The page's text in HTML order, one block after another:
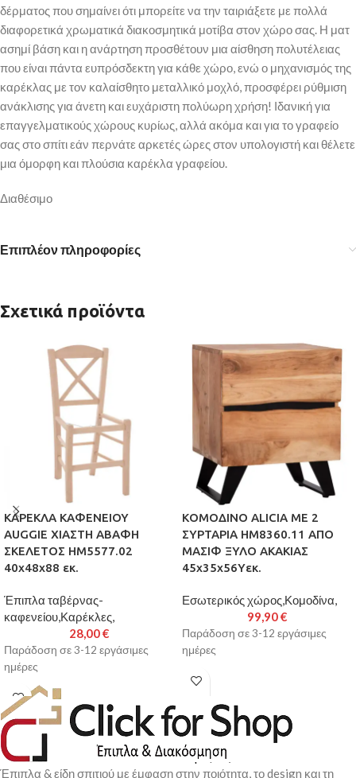
δέρματος που σημαίνει ότι μπορείτε να την ταιριάξετε με πολλά
διαφορετικά χρωματικά διακοσμητικά μοτίβα στον χώρο σας. Η ματ
ασημί βάση και η ανάρτηση προσθέτουν μια αίσθηση πολυτέλειας
που είναι πάντα ευπρόσδεκτη για κάθε χώρο, ενώ ο μηχανισμός της
καρέκλας με τον καλαίσθητο μεταλλικό μοχλό, προσφέρει ρύθμιση
ανάκλισης για άνετη και ευχάριστη πολύωρη χρήση! Ιδανική για
επαγγελματικούς χώρους κυρίως, αλλά ακόμα και για το γραφείο
σας στο σπίτι εάν περνάτε αρκετές ώρες στον υπολογιστή και θέλετε
μια όμορφη και πλούσια καρέκλα γραφείου.
Διαθέσιμο
Επιπλέον πληροφορίες
Σχετικά προϊόντα
ΚΑΡΕΚΛΑ ΚΑΦΕΝΕΙΟΥ
AUGGIE ΧΙΑΣΤΗ ΑΒΑΦΗ
ΣΚΕΛΕΤΟΣ HM5577.02
40x48x88 εκ.
Έπιπλα ταβέρνας-
καφενείου,Καρέκλες,
28,00€
Παράδοση σε 3-12 εργάσιμες
ημέρες
ΚΟΜΟΔΙΝΟ ALICIA ΜΕ 2
ΣΥΡΤΑΡΙΑ HM8360.11 ΑΠΟ
ΜΑΣΙΦ ΞΥΛΟ ΑΚΑΚΙΑΣ
45x35x56Yεκ.
Εσωτερικός χώρος,Κομοδίνα,
99,90€
Παράδοση σε 3-12 εργάσιμες
ημέρες
Έπιπλα & είδη σπιτιού με έμφαση στην ποιότητα, το design και τη